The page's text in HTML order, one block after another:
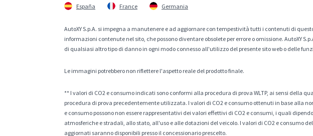
España France Germania
AutoXY S.p.A. si impegna a manutenere e ad aggiornare con tempestività tutti i contenuti di
informazioni contenute nel sito, che possono diventare obsolete per errore o omissione. AutoXY
di qualsiasi altro tipo di danno in ogni modo connesso all'utilizzo del presente sito web o delle
Le immagini potrebbero non riflettere l'aspetto reale del prodotto finale.
** I valori di CO2 e consumo indicati sono conformi alla procedura di prova WLTP, ai sensi della
procedura di prova precedentemente utilizzata. I valori di CO2 e consumo ottenuti in base alla
e consumo possono non essere rappresentativi dei valori effettivi di CO2 e consumi, i quali
atmosferiche e stradali, allo stato, all'uso e alle dotazioni del veicolo. I valori di CO2 e consumo
aggiornati saranno disponibili presso il concessionario prescelto.